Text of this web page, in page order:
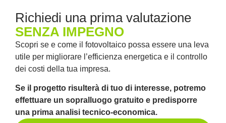
Richiedi una prima valutazione
SENZA IMPEGNO
Scopri se e come il fotovoltaico possa essere una leva
utile per migliorare l’efficienza energetica e il controllo
dei costi della tua impresa.
Se il progetto risulterà di tuo di interesse, potremo
effettuare un sopralluogo gratuito e predisporre
una prima analisi tecnico-economica.